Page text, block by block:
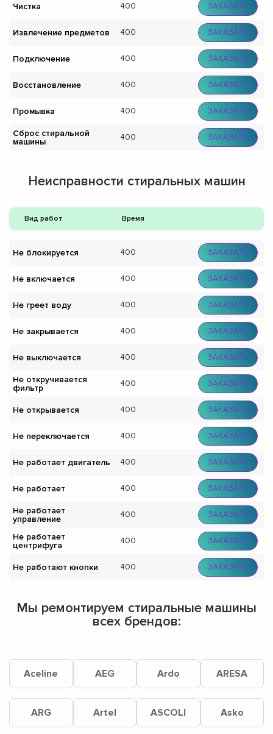
Чистка 400 ЗАКАЗАТЬ
Извлечение предметов 400 ЗАКАЗАТЬ
Подключение 400 ЗАКАЗАТЬ
Восстановление 400 ЗАКАЗАТЬ
Промывка 400 ЗАКАЗАТЬ
Сброс стиральной
машины
400 ЗАКАЗАТЬ
Неисправности стиральных машин
Вид работ Время
Не блокируется 400 ЗАКАЗАТЬ
Не включается 400 ЗАКАЗАТЬ
Не греет воду 400 ЗАКАЗАТЬ
Не закрывается 400 ЗАКАЗАТЬ
Не выключается 400 ЗАКАЗАТЬ
Не откручивается
фильтр
400 ЗАКАЗАТЬ
Не открывается 400 ЗАКАЗАТЬ
Не переключается 400 ЗАКАЗАТЬ
Не работает двигатель 400 ЗАКАЗАТЬ
Не работает 400 ЗАКАЗАТЬ
Не работает
управление
400 ЗАКАЗАТЬ
Не работает
центрифуга
400 ЗАКАЗАТЬ
Не работают кнопки 400 ЗАКАЗАТЬ
Мы ремонтируем стиральные машины
всех брендов:
Aceline AEG Ardo ARESA
ARG Artel ASCOLI Asko